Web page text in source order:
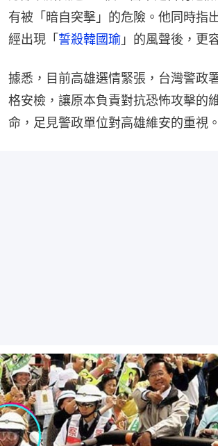
有被「暗自突擊」的危險。他同時指
經出現「誓殺韓國瑜 」的風聲後，更
據悉，目前高雄選情緊張，台灣警政
格安檢，讓原本負責對抗恐怖攻擊的
命，足見警政單位對高雄維安的重視。